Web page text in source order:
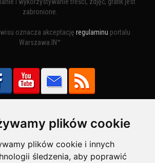
plików cookie
plików cookie i innych
śledzenia, aby poprawić
i wykorzystywanie treści, zdjęć, grafik jest
zabronione.
oznacza akceptację regulaminu portalu
Warszawa.IN™
Płatności obsługuje: